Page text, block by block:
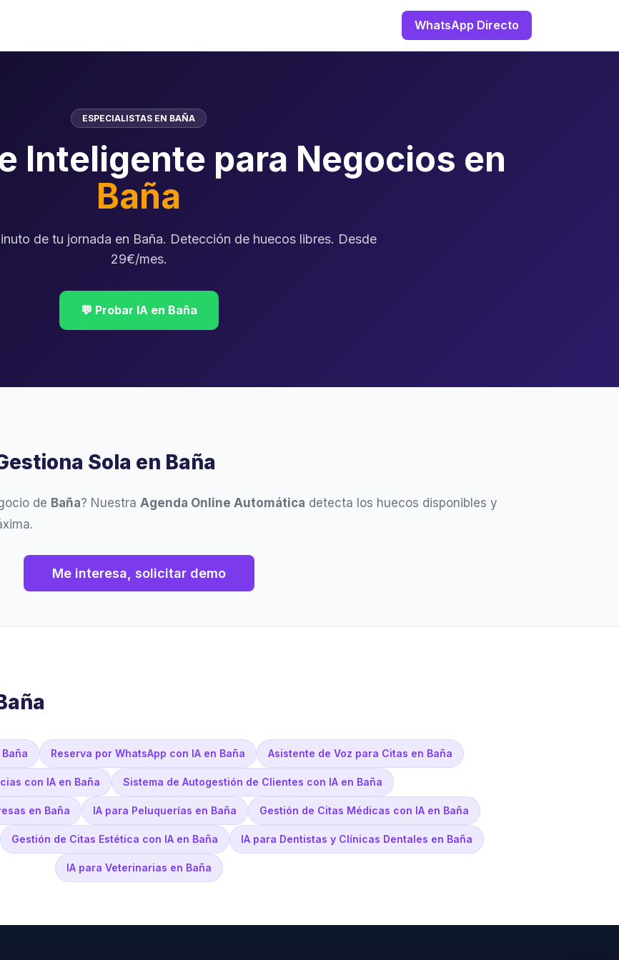
WhatsApp Directo
ESPECIALISTAS EN BAÑA
Inteligente para Negocios en
Baña
de tu jornada en Baña. Detección de huecos libres. Desde
29€/mes.
💬 Probar IA en Baña
Sola en Baña
de Baña? Nuestra Agenda Online Automática detecta los huecos disponibles y
Me interesa, solicitar demo
Reserva por WhatsApp con IA en Baña Asistente de Voz para Citas en Baña
con IA en Baña Sistema de Autogestión de Clientes con IA en Baña
en Baña IA para Peluquerías en Baña Gestión de Citas Médicas con IA en Baña
Gestión de Citas Estética con IA en Baña IA para Dentistas y Clínicas Dentales en Baña
IA para Veterinarias en Baña